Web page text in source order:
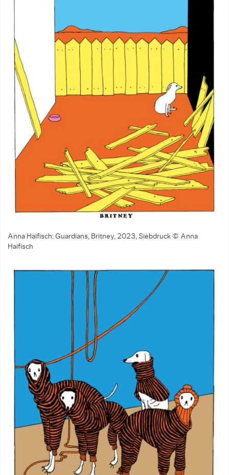
Anna Haifisch: Guardians, Britney, 2023, Siebdruck © Anna
Haifisch